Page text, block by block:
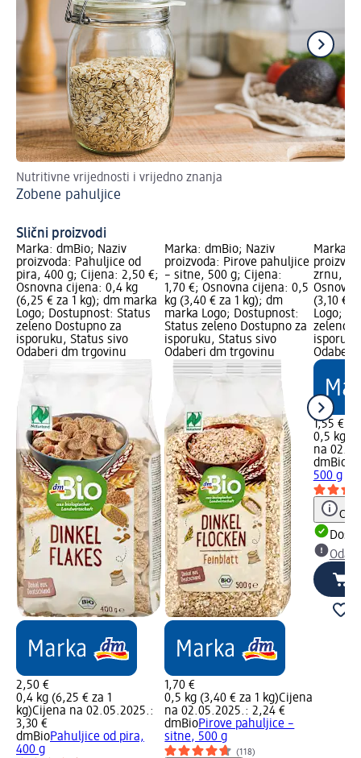
Nutritivne vrijednosti i vrijedno znanja
Zobene pahuljice
Slični proizvodi
Marka: dmBio; Naziv
proizvoda: Pahuljice od
pira, 400 g; Cijena: 2,50 €;
Osnovna cijena: 0,4 kg
(6,25 € za 1 kg); dm marka
Logo; Dostupnost: Status
zeleno Dostupno za
isporuku, Status sivo
Odaberi dm trgovinu
2,50 €
0,4 kg (6,25 € za 1
kg)Cijena na 02.05.2025.:
3,30 €
dmBioPahuljice od pira,
400 g
Marka: dmBio; Naziv
proizvoda: Pirove pahuljice
– sitne, 500 g; Cijena:
1,70 €; Osnovna cijena: 0,5
kg (3,40 € za 1 kg); dm
marka Logo; Dostupnost:
Status zeleno Dostupno za
isporuku, Status sivo
Odaberi dm trgovinu
1,70 €
0,5 kg (3,40 € za 1 kg)Cijena
na 02.05.2025.: 2,24 €
dmBioPirove pahuljice –
sitne, 500 g
(118)
Marka:
zrnu,
(3,10 €
Logo;
zeleno
Odaberi
1,55 €
0,5 kg
na
dmBio
500 g